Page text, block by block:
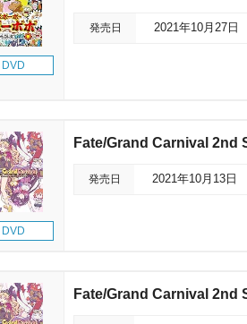
DVD
発売日 2021年10月27日
DVD
Fate/Grand Carnival 2nd
発売日 2021年10月13日
Fate/Grand Carnival 2nd